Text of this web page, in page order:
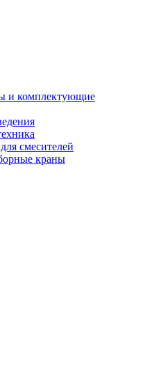
и комплектующие
смесителей
краны